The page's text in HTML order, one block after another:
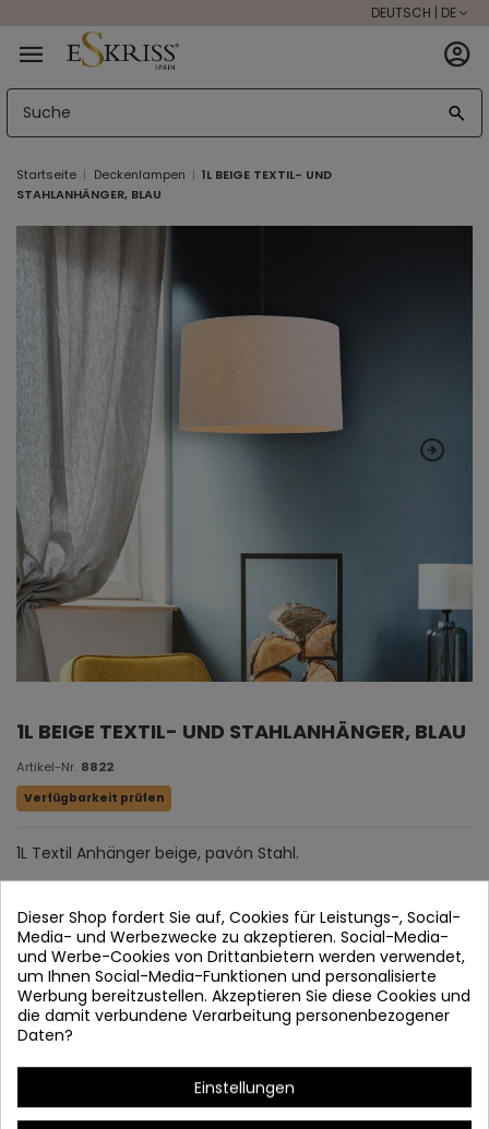
DEUTSCH | DE
Startseite Deckenlampen
1L BEIGE TEXTIL- UND
STAHLANHÄNGER, BLAU
1L BEIGE TEXTIL- UND STAHLANHÄNGER, BLAU
Artikel-Nr. 8822
Verfügbarkeit prüfen
1L Textil Anhänger beige, pavón Stahl.
Dieser Shop fordert Sie auf, Cookies für Leistungs-, Social-
Media- und Werbezwecke zu akzeptieren. Social-Media-
und Werbe-Cookies von Drittanbietern werden verwendet,
um Ihnen Social-Media-Funktionen und personalisierte
Werbung bereitzustellen. Akzeptieren Sie diese Cookies und
die damit verbundene Verarbeitung personenbezogener
Daten?
Einstellungen